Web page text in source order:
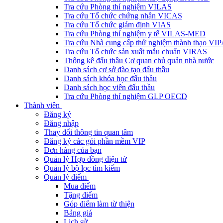
Tra cứu Phòng thí nghiệm VILAS
Tra cứu Tổ chức chứng nhận VICAS
Tra cứu Tổ chức giám định VIAS
Tra cứu Phòng thí nghiệm y tế VILAS-MED
Tra cứu Nhà cung cấp thử nghiệm thành thạo
Tra cứu Tổ chức sản xuất mẫu chuẩn VIRAS
Thống kê đấu thầu Cơ quan chủ quản nhà nước
Danh sách cơ sở đào tạo đấu thầu
Danh sách khóa học đấu thầu
Danh sách học viên đấu thầu
Tra cứu Phòng thí nghiệm GLP OECD
Thành viên
Đăng ký
Đăng nhập
Thay đổi thông tin quan tâm
Đăng ký các gói phần mềm VIP
Đơn hàng của bạn
Quản lý Hợp đồng điện tử
Quản lý bộ lọc tìm kiếm
Quản lý điểm
Mua điểm
Tặng điểm
Góp điểm làm từ thiện
Bảng giá